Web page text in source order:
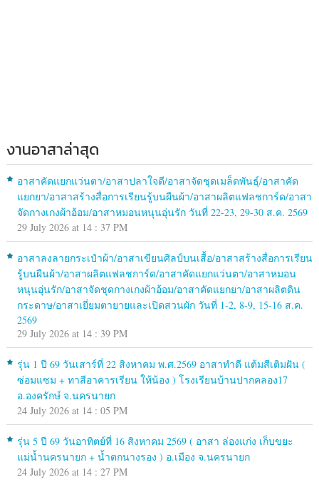
งานอาสาล่าสุด
อาสาคัดแยกแว่นตา/อาสาปลาใจดี/อาสาจัดชุดเมล็ดพันธุ์/อาสาคัด
แยกยา/อาสาสร้างสื่อการเรียนรู้บนผืนผ้า/อาสาผลิตแฟลชการ์ด/อาสา
จัดกางเกงผ้าอ้อม/อาสาหมอนหนุนอุ่นรัก วันที่ 22-23, 29-30 ส.ค. 2569
29 July 2026 at 14 : 37 PM
อาสาลงลายกระเป๋าผ้า/อาสาเขียนศิลป์บนเสื้อ/อาสาสร้างสื่อการเรียน
รู้บนผืนผ้า/อาสาผลิตแฟลชการ์ด/อาสาคัดแยกแว่นตา/อาสาหมอน
หนุนอุ่นรัก/อาสาจัดชุดกางเกงผ้าอ้อม/อาสาคัดแยกยา/อาสาผลิตดิน
กระดาษ/อาสาเยี่ยมตายายและเปิดสวนผัก วันที่ 1-2, 8-9, 15-16 ส.ค.
2569
29 July 2026 at 14 : 39 PM
รุ่น 1 ปี 69 วันเสาร์ที่ 22 สิงหาคม พ.ศ.2569 อาสาทำดี แต้มสีเติมฝัน (
ซ่อมแซม + ทาสีอาคารเรียน ให้น้อง ) โรงเรียนบ้านปากคลอง17
อ.องครักษ์ จ.นครนายก
24 July 2026 at 14 : 05 PM
รุ่น 5 ปี 69 วันอาทิตย์ที่ 16 สิงหาคม 2569 ( อาสา ล่องแก่ง เก็บขยะ
แม่น้ำนครนายก + น้ำตกนางรอง ) อ.เมือง จ.นครนายก
24 July 2026 at 14 : 27 PM